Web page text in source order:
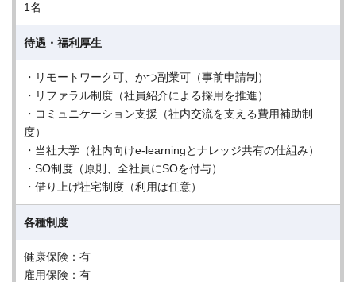
1名
待遇・福利厚生
・リモートワーク可、かつ副業可（事前申請制）
・リファラル制度（社員紹介による採用を推進）
・コミュニケーション支援（社内交流を支える費用補助制
度）
・当社大学（社内向けe-learningとナレッジ共有の仕組み）
・SO制度（原則、全社員にSOを付与）
・借り上げ社宅制度（利用は任意）
各種制度
健康保険：有
雇用保険：有